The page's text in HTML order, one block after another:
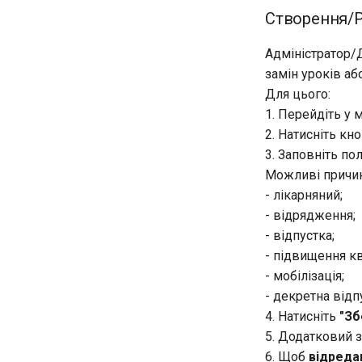
Створення/
замін уроків
Для цього:
1. Перейдіть у
2. Натисніть
3. Заповніть
Можливі
- лікарняний;
- відрядження;
- відпустка;
- підвищення
- мобілізація;
- декретна
4. Натисніть
5. Додатковий
6. Щоб